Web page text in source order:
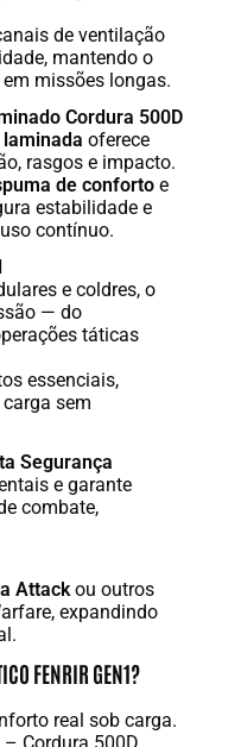
de ventilação
mantendo o
missões longas.
Cordura 500D
oferece
rasgos e impacto.
de conforto e
estabilidade e
contínuo.
e coldres, o
— do
táticas
essenciais,
sem
Segurança
e garante
combate,
Attackou outros
expandindo
FENRIR GEN1?
real sob carga.